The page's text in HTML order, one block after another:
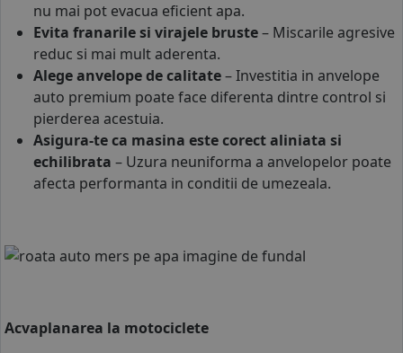
nu mai pot evacua eficient apa.
Evita franarile si virajele bruste– Miscarile agresive
reduc si mai mult aderenta.
Alege anvelope de calitate– Investitia in anvelope
auto premium poate face diferenta dintre control si
pierderea acestuia.
Asigura-te ca masina este corect aliniata si
echilibrata – Uzura neuniforma a anvelopelor poate
afecta performanta in conditii de umezeala.
Acvaplanarea la motociclete